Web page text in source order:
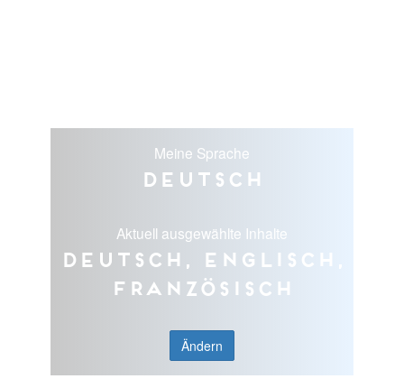
Meine Sprache
Deutsch
Aktuell ausgewählte Inhalte
Deutsch, Englisch,
Französisch
Ändern